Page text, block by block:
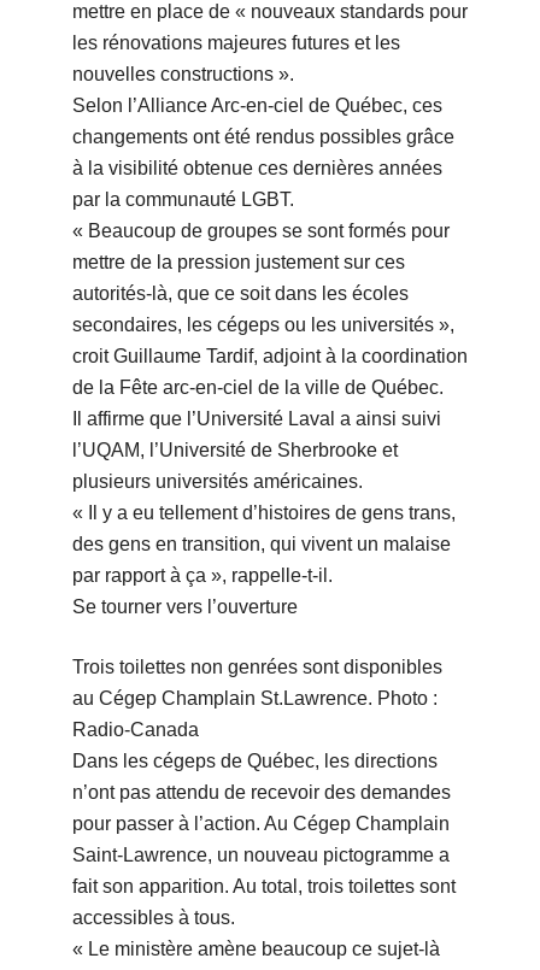
mettre en place de « nouveaux standards pour
les rénovations majeures futures et les
nouvelles constructions ».
Selon l’Alliance Arc-en-ciel de Québec, ces
changements ont été rendus possibles grâce
à la visibilité obtenue ces dernières années
par la communauté LGBT.
« Beaucoup de groupes se sont formés pour
mettre de la pression justement sur ces
autorités-là, que ce soit dans les écoles
secondaires, les cégeps ou les universités »,
croit Guillaume Tardif, adjoint à la coordination
de la Fête arc-en-ciel de la ville de Québec.
Il affirme que l’Université Laval a ainsi suivi
l’UQAM, l’Université de Sherbrooke et
plusieurs universités américaines.
« Il y a eu tellement d’histoires de gens trans,
des gens en transition, qui vivent un malaise
par rapport à ça », rappelle-t-il.
Se tourner vers l’ouverture
Trois toilettes non genrées sont disponibles
au Cégep Champlain St.Lawrence. Photo :
Radio-Canada
Dans les cégeps de Québec, les directions
n’ont pas attendu de recevoir des demandes
pour passer à l’action. Au Cégep Champlain
Saint-Lawrence, un nouveau pictogramme a
fait son apparition. Au total, trois toilettes sont
accessibles à tous.
« Le ministère amène beaucoup ce sujet-là